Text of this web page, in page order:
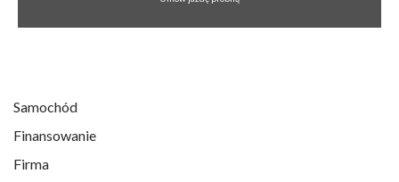
Samochód
Finansowanie
Firma